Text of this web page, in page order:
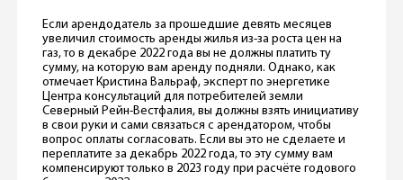
Если арендодатель за прошедшие девять месяцев
увеличил стоимость аренды жилья из-за роста цен на
газ, то в декабре 2022 года вы не должны платить ту
сумму, на которую вам аренду подняли. Однако, как
отмечает Кристина Вальраф, эксперт по энергетике
Центра консультаций для потребителей земли
Северный Рейн-Вестфалия, вы должны взять инициативу
в свои руки и сами связаться с арендатором, чтобы
вопрос оплаты согласовать. Если вы это не сделаете и
переплатите за декабрь 2022 года, то эту сумму вам
компенсируют только в 2023 году при расчёте годового